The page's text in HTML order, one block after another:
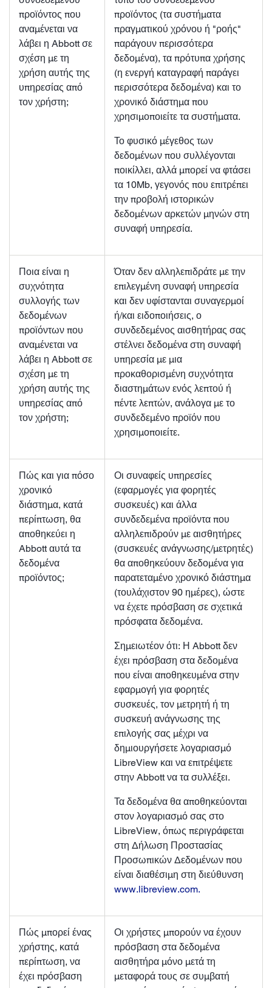
προϊόντος που
αναμένεται να
λάβει η Abbott σε
σχέση με τη
χρήση αυτής της
υπηρεσίας από
τον χρήστη;
προϊόντος (τα συστήματα
πραγματικού χρόνου ή "ροής"
παράγουν περισσότερα
δεδομένα), τα πρότυπα χρήσης
(η ενεργή καταγραφή παράγει
περισσότερα δεδομένα) και το
χρονικό διάστημα που
χρησιμοποιείτε τα συστήματα.
Το φυσικό μέγεθος των
δεδομένων που συλλέγονται
ποικίλλει, αλλά μπορεί να φτάσει
τα 10Mb, γεγονός που επιτρέπει
την προβολή ιστορικών
δεδομένων αρκετών μηνών στη
συναφή υπηρεσία.
Ποια είναι η
συχνότητα
συλλογής των
δεδομένων
προϊόντων που
αναμένεται να
λάβει η Abbott σε
σχέση με τη
χρήση αυτής της
υπηρεσίας από
τον χρήστη;
Όταν δεν αλληλεπιδράτε με την
επιλεγμένη συναφή υπηρεσία
και δεν υφίστανται συναγερμοί
ή/και ειδοποιήσεις, ο
συνδεδεμένος αισθητήρας σας
στέλνει δεδομένα στη συναφή
υπηρεσία με μια
προκαθορισμένη συχνότητα
διαστημάτων ενός λεπτού ή
πέντε λεπτών, ανάλογα με το
συνδεδεμένο προϊόν που
χρησιμοποιείτε.
Πώς και για πόσο
χρονικό
διάστημα, κατά
περίπτωση, θα
αποθηκεύει η
Abbott αυτά τα
δεδομένα
προϊόντος;
Οι συναφείς υπηρεσίες
(εφαρμογές για φορητές
συσκευές) και άλλα
συνδεδεμένα προϊόντα που
αλληλεπιδρούν με αισθητήρες
(συσκευές ανάγνωσης/μετρητές)
θα αποθηκεύουν δεδομένα για
παρατεταμένο χρονικό διάστημα
(τουλάχιστον 90 ημέρες), ώστε
να έχετε πρόσβαση σε σχετικά
πρόσφατα δεδομένα.
Σημειωτέον ότι: Η Abbott δεν
έχει πρόσβαση στα δεδομένα
που είναι αποθηκευμένα στην
εφαρμογή για φορητές
συσκευές, τον μετρητή ή τη
συσκευή ανάγνωσης της
επιλογής σας μέχρι να
δημιουργήσετε λογαριασμό
LibreView και να επιτρέψετε
στην Abbott να τα συλλέξει.
Τα δεδομένα θα αποθηκεύονται
στον λογαριασμό σας στο
LibreView, όπως περιγράφεται
στη Δήλωση Προστασίας
Προσωπικών Δεδομένων που
είναι διαθέσιμη στη διεύθυνση
www.libreview.com.
Πώς μπορεί ένας
χρήστης, κατά
περίπτωση, να
έχει πρόσβαση
Οι χρήστες μπορούν να έχουν
πρόσβαση στα δεδομένα
αισθητήρα μόνο μετά τη
μεταφορά τους σε συμβατή